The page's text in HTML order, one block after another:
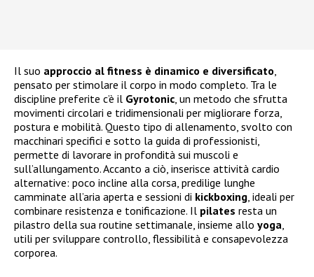
Il suo approccio al fitness è dinamico e diversificato,
pensato per stimolare il corpo in modo completo. Tra le
discipline preferite c’è il Gyrotonic, un metodo che sfrutta
movimenti circolari e tridimensionali per migliorare forza,
postura e mobilità. Questo tipo di allenamento, svolto con
macchinari specifici e sotto la guida di professionisti,
permette di lavorare in profondità sui muscoli e
sull’allungamento. Accanto a ciò, inserisce attività cardio
alternative: poco incline alla corsa, predilige lunghe
camminate all’aria aperta e sessioni di kickboxing, ideali per
combinare resistenza e tonificazione. Il pilates resta un
pilastro della sua routine settimanale, insieme allo yoga,
utili per sviluppare controllo, flessibilità e consapevolezza
corporea.